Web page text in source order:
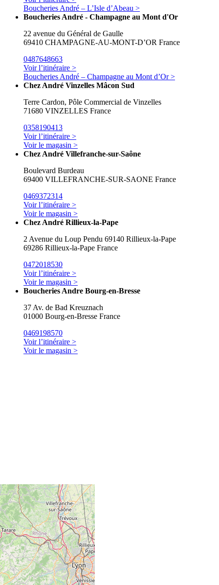
Boucheries André – L’Isle d’Abeau >
Boucheries André - Champagne au Mont d'Or
22 avenue du Général de Gaulle
69410 CHAMPAGNE-AU-MONT-D’OR France
0487648663
Voir l’itinéraire >
Boucheries André – Champagne au Mont d’Or >
Chez André Vinzelles Mâcon Sud
Terre Cardon, Pôle Commercial de Vinzelles
71680 VINZELLES France
0358190413
Voir l’itinéraire >
Voir le magasin >
Chez André Villefranche-sur-Saône
Boulevard Burdeau
69400 VILLEFRANCHE-SUR-SAONE France
0469372314
Voir l’itinéraire >
Voir le magasin >
Chez André Rillieux-la-Pape
2 Avenue du Loup Pendu 69140 Rillieux-la-Pape
69286 Rillieux-la-Pape France
0472018530
Voir l’itinéraire >
Voir le magasin >
Boucheries Andre Bourg-en-Bresse
37 Av. de Bad Kreuznach
01000 Bourg-en-Bresse France
0469198570
Voir l’itinéraire >
Voir le magasin >